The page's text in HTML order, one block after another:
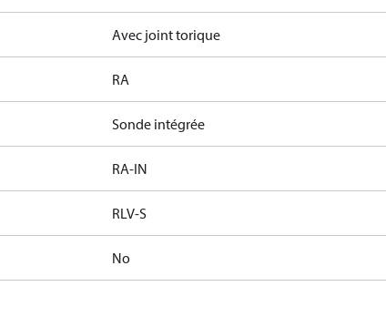
Avec joint torique
RA
Sonde intégrée
RA-IN
RLV-S
No